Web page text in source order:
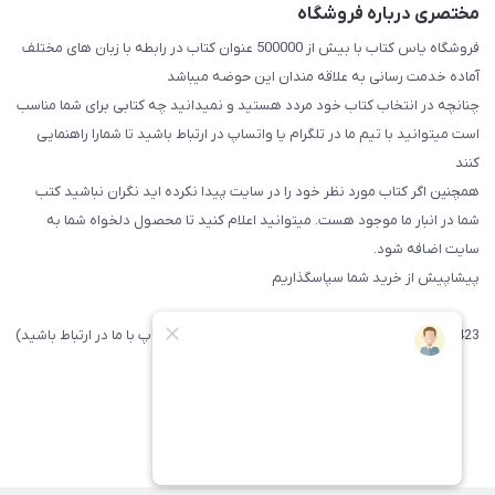
مختصری درباره فروشگاه
فروشگاه یاس کتاب با بیش از 500000 عنوان کتاب در رابطه با زبان های مختلف
آماده خدمت رسانی به علاقه مندان این حوضه میباشد
چنانچه در انتخاب کتاب خود مردد هستید و نمیدانید چه کتابی برای شما مناسب
است میتوانید با تیم ما در تلگرام یا واتساپ در ارتباط باشید تا شما‌را راهنمایی
کنند
همچنین اگر کتاب مورد نظر خود را در سایت پیدا نکرده اید نگران نباشید کتب
شما در انبار ما موجود هست. میتوانید اعلام کنید تا محصول دلخواه شما به
سایت اضافه شود.
پیشاپیش از خرید شما سپاسگذاریم
09371742423 (لطفا فقط پیامک داده و یا از طریق واتساپ با ما در ارتباط باشید)